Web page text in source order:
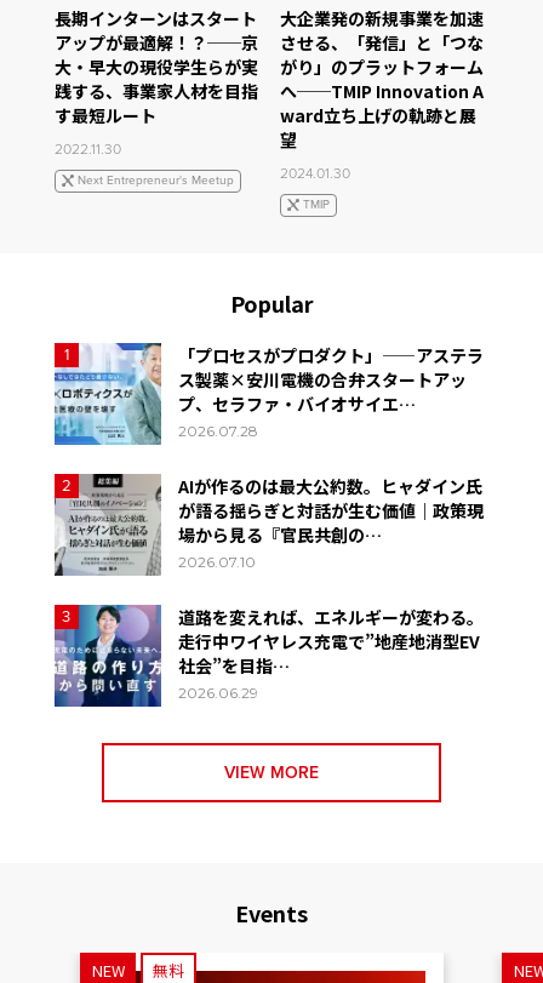
長期インターンはスタート
アップが最適解！？──京
大・早大の現役学生らが実
践する、事業家人材を目指
す最短ルート
2022.11.30
Next Entrepreneur's Meetup
大企業発の新規事業を加速
させる、「発信」と「つな
がり」のプラットフォーム
へ──TMIP Innovation A
ward立ち上げの軌跡と展
望
2024.01.30
TMIP
Popular
1
「プロセスがプロダクト」——アステラ
ス製薬×安川電機の合弁スタートアッ
プ、セラファ・バイオサイエ…
2026.07.28
2
AIが作るのは最大公約数。ヒャダイン氏
が語る揺らぎと対話が生む価値｜政策現
場から見る『官民共創の…
2026.07.10
3
道路を変えれば、エネルギーが変わる。
走行中ワイヤレス充電で”地産地消型EV
社会”を目指…
2026.06.29
VIEW MORE
Events
NEW 無料